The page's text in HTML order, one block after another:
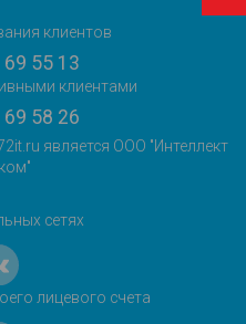
клиентов
55 13
клиентами
58 26
является ООО "Интеллект
сетях
лицевого счета